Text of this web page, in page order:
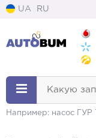
UA RU
Какую
Например: насос ГУР